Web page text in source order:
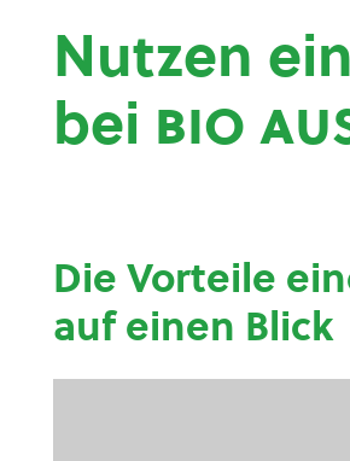
Nutzen
bei bio
Die Vorteile
auf einen Blick